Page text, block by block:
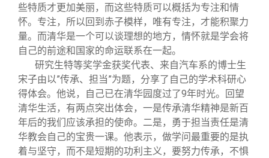
些特质才更加美丽，而这些特质可以概括为专注和情
怀。专注，所以回到赤子模样，唯有专注，才能积聚力
量。而清华是一个可以谈理想的地方，情怀就是学会将
自己的前途和国家的命运联系在一起。
研究生特等奖学金获奖代表、来自汽车系的博士生
宋子由以”传承、担当”为题，分享了自己的学术科研心
得体会。他说，自己已在清华园度过了9年时光。回望
清华生活，有两点突出体会，一是传承清华精神是新百
年后的我们应该承担的使命。二是，勇于担当责任是清
华教会自己的宝贵一课。他表示，做学问最重要的是执
着与坚守，而不是短期的功利主义，要努力传承，不惧